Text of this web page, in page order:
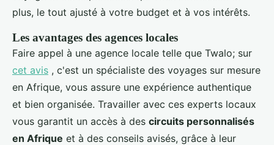
plus, le tout ajusté à votre budget et à vos intérêts.
Les avantages des agences locales
Faire appel à une agence locale telle que Twalo; sur
cet avis , c'est un spécialiste des voyages sur mesure
en Afrique, vous assure une expérience authentique
et bien organisée. Travailler avec ces experts locaux
vous garantit un accès à des circuits personnalisés
en Afrique et à des conseils avisés, grâce à leur